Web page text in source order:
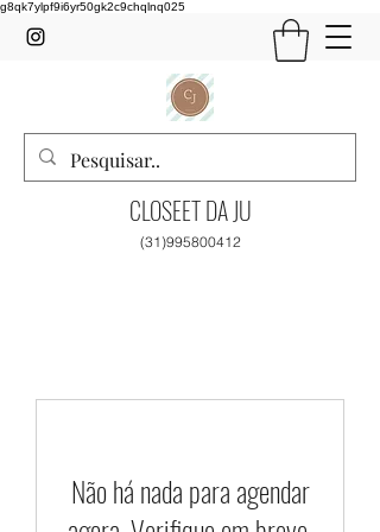
g8qk7ylpf9i6yr50gk2c9chqlnq025
CLOSEET DA JU
(31)995800412
Não há nada para agendar